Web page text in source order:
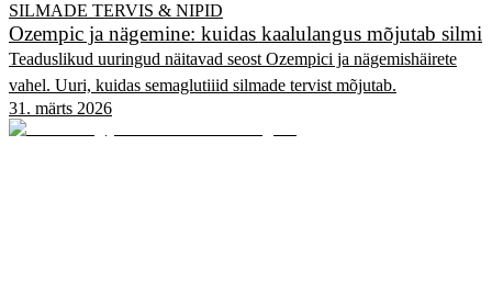
SILMADE TERVIS & NIPID
Ozempic ja nägemine: kuidas kaalulangus mõjutab silmi
Teaduslikud uuringud näitavad seost Ozempici ja nägemishäirete
vahel. Uuri, kuidas semaglutiiid silmade tervist mõjutab.
31. märts 2026